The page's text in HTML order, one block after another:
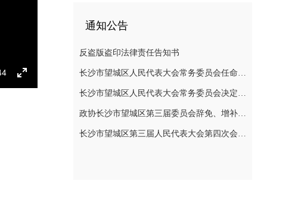
Enter
通知公告
反盗版盗印法律责任告知书
长沙市望城区人民代表大会常务委员会任命名单
长沙市望城区人民代表大会常务委员会决定任免名单
政协长沙市望城区第三届委员会辞免、增补政协委员的公告
长沙市望城区第三届人民代表大会第四次会议公告